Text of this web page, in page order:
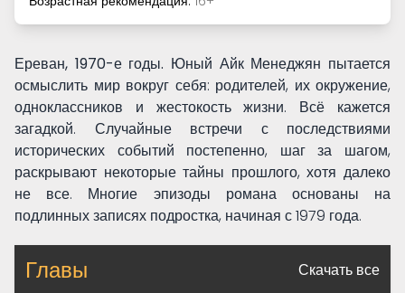
Ереван, 1970-е годы. Юный Айк Менеджян пытается
осмыслить мир вокруг себя: родителей, их окружение,
одноклассников и жестокость жизни. Всё кажется
загадкой. Случайные встречи с последствиями
исторических событий постепенно, шаг за шагом,
раскрывают некоторые тайны прошлого, хотя далеко
не все. Многие эпизоды романа основаны на
подлинных записях подростка, начиная с 1979 года.
Главы Скачать все